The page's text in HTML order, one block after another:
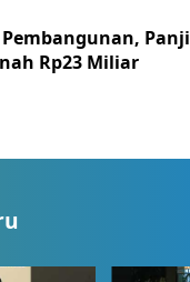
Pembangunan, Panji
Rp23 Miliar